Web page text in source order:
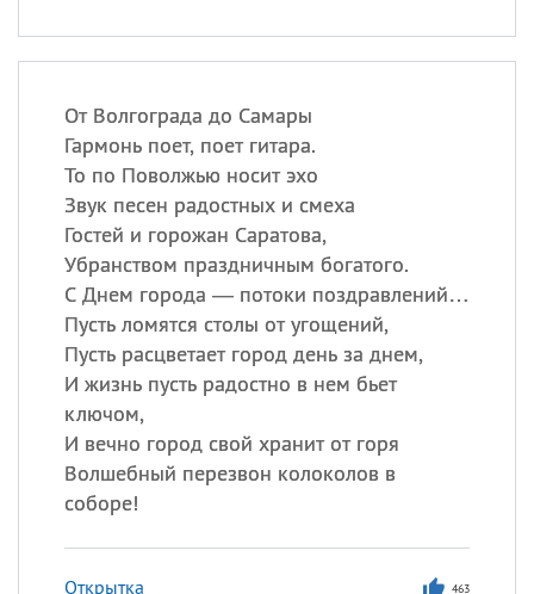
От Волгограда до Самары
Гармонь поет, поет гитара.
То по Поволжью носит эхо
Звук песен радостных и смеха
Гостей и горожан Саратова,
Убранством праздничным богатого.
С Днем города — потоки поздравлений…
Пусть ломятся столы от угощений,
Пусть расцветает город день за днем,
И жизнь пусть радостно в нем бьет
ключом,
И вечно город свой хранит от горя
Волшебный перезвон колоколов в
соборе!
Открытка 463